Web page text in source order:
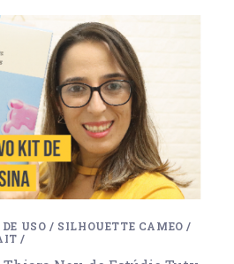
USO / SILHOUETTE CAMEO /
/